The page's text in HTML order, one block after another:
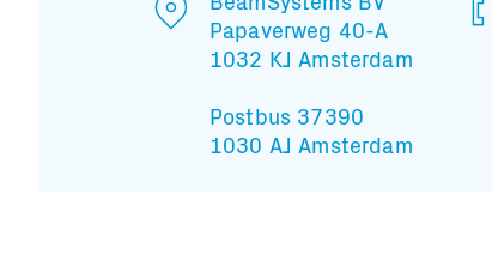
Papaverweg 40-A
1032 KJ Amsterdam
Postbus 37390
1030 AJ Amsterdam